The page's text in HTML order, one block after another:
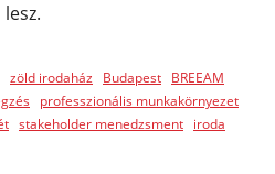
zöld irodaház Budapest BREEAM
professzionális munkakörnyezet
stakeholder menedzsment iroda